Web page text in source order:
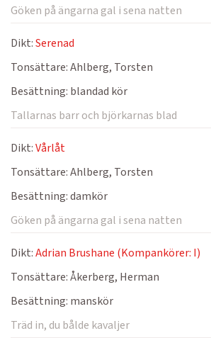
Göken på ängarna gal i sena natten
Dikt:Serenad
Tonsättare:Ahlberg, Torsten
Besättning: blandad kör
Tallarnas barr och björkarnas blad
Dikt:Vårlåt
Tonsättare:Ahlberg, Torsten
Besättning:damkör
Göken på ängarna gal i sena natten
Dikt:Adrian Brushane (Kompankörer: I)
Tonsättare:Åkerberg, Herman
Besättning: manskör
Träd in, du bålde kavaljer